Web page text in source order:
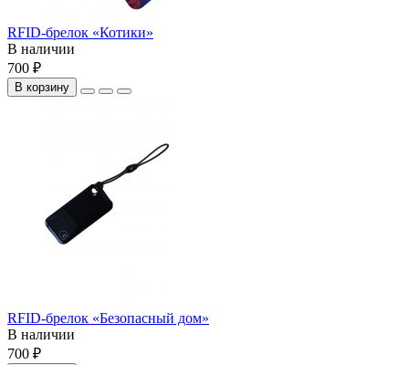
RFID-брелок «Котики»
В наличии
700 ₽
В корзину
RFID-брелок «Безопасный дом»
В наличии
700 ₽